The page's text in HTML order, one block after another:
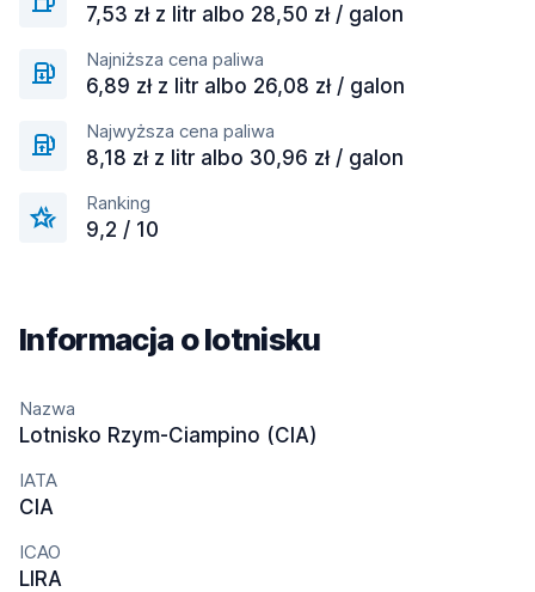
7,53 zł z litr albo 28,50 zł / galon
Najniższa cena paliwa
6,89 zł z litr albo 26,08 zł / galon
Najwyższa cena paliwa
8,18 zł z litr albo 30,96 zł / galon
Ranking
9,2 / 10
Informacja o lotnisku
Nazwa
Lotnisko Rzym-Ciampino (CIA)
IATA
CIA
ICAO
LIRA